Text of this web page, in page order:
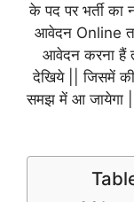
के पद पर भर्ती का
आवेदन Online
आवेदन करना हैं
देखिये || जिसमें
समझ में आ जायेगा ||